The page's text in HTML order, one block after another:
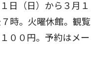
日（日）から３月１
時。火曜休館。観覧
００円。予約はメー